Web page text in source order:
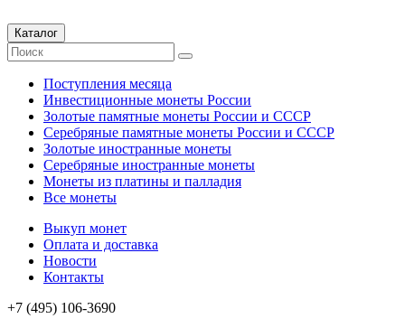
Каталог
Поступления месяца
Инвестиционные монеты России
Золотые памятные монеты России и СССР
Серебряные памятные монеты России и СССР
Золотые иностранные монеты
Серебряные иностранные монеты
Монеты из платины и палладия
Все монеты
Выкуп монет
Оплата и доставка
Новости
Контакты
+7 (495) 106-3690